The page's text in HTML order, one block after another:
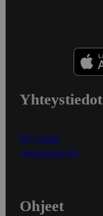
Yhteystiedot
Myymälät
Asiakaspalvelu
Ohjeet